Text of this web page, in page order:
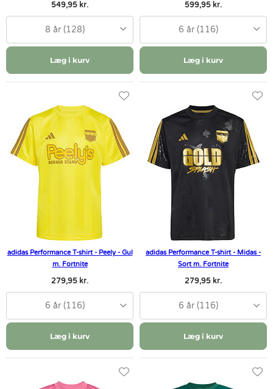
549,95 kr.
8 år (128)
Læg i kurv
599,95 kr.
6 år (116)
Læg i kurv
adidas Performance T-shirt - Peely - Gul
m. Fortnite
279,95 kr.
6 år (116)
Læg i kurv
adidas Performance T-shirt - Midas -
Sort m. Fortnite
279,95 kr.
6 år (116)
Læg i kurv